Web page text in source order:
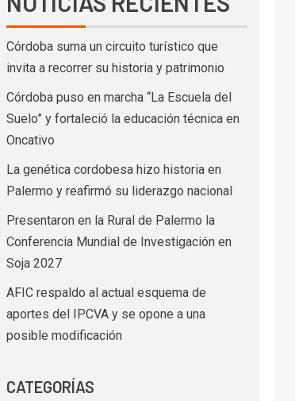
Córdoba suma un circuito turístico que
invita a recorrer su historia y patrimonio
Córdoba puso en marcha “La Escuela del
Suelo” y fortaleció la educación técnica en
Oncativo
La genética cordobesa hizo historia en
Palermo y reafirmó su liderazgo nacional
Presentaron en la Rural de Palermo la
Conferencia Mundial de Investigación en
Soja 2027
AFIC respaldo al actual esquema de
aportes del IPCVA y se opone a una
posible modificación
CATEGORÍAS